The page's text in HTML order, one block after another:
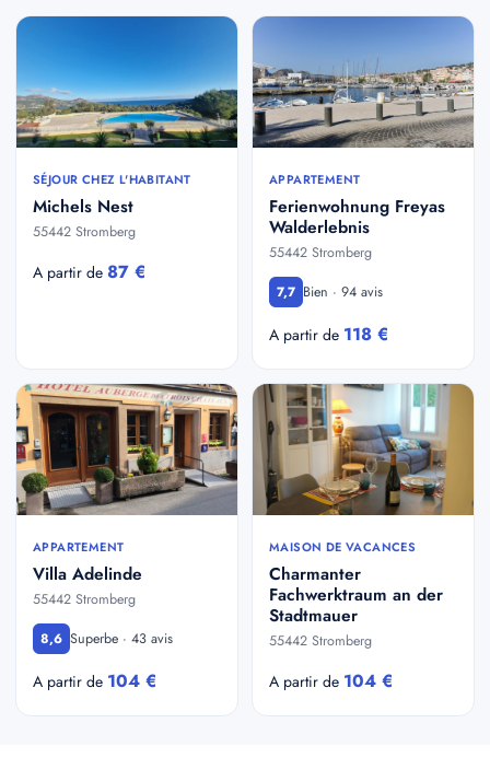
SÉJOUR CHEZ L'HABITANT
Michels Nest
55442 Stromberg
A partir de 87 €
APPARTEMENT
Ferienwohnung Freyas
Walderlebnis
55442 Stromberg
7,7 Bien · 94 avis
A partir de 118 €
APPARTEMENT
Villa Adelinde
55442 Stromberg
8,6 Superbe · 43 avis
A partir de 104 €
MAISON DE VACANCES
Charmanter
Fachwerktraum an der
Stadtmauer
55442 Stromberg
A partir de 104 €